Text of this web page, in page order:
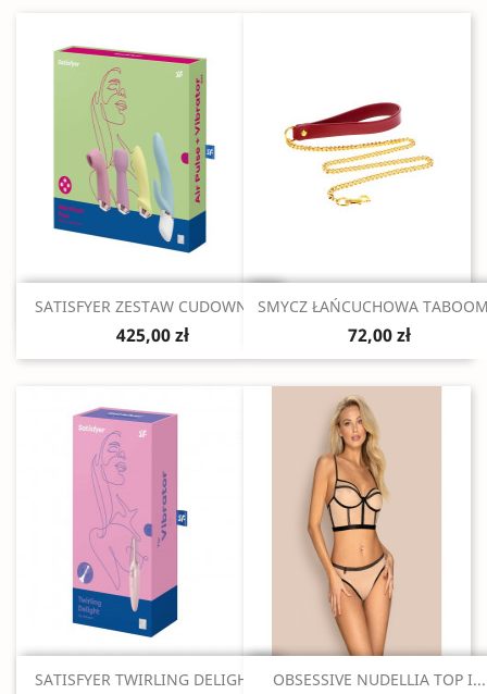
Szybki podgląd
SATISFYER ZESTAW CUDOWNA...
425,00 zł
Szybki podgląd
SMYCZ ŁAŃCUCHOWA
72,00 zł
Szybki podgląd
SATISFYER TWIRLING DELIGHT... Szybki podgląd
OBSESSIVE NUDELLIA TOP I...